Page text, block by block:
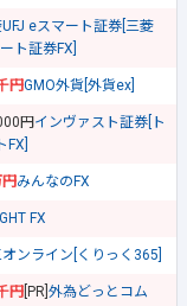
eスマート証券[三菱
ト証券FX]
円GMO外貨[外貨ex]
円 インヴァスト証券[ト
FX]
円みんなのFX
FX
オンライン[くりっく365]
円 [PR] 外為どっとコム